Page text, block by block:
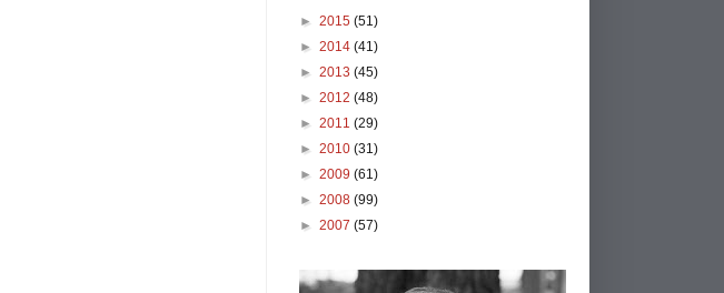
► 2015 (51)
► 2014 (41)
► 2013 (45)
► 2012 (48)
► 2011 (29)
► 2010 (31)
► 2009 (61)
► 2008 (99)
► 2007 (57)